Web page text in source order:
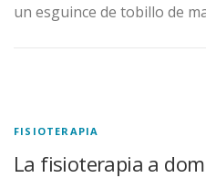
un esguince de tobillo de
FISIOTERAPIA
La fisioterapia a